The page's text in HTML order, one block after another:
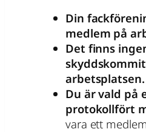
Din
medlem på
Det finns
arbetsplatsen.
Du är vald på
protokollfört
vara ett